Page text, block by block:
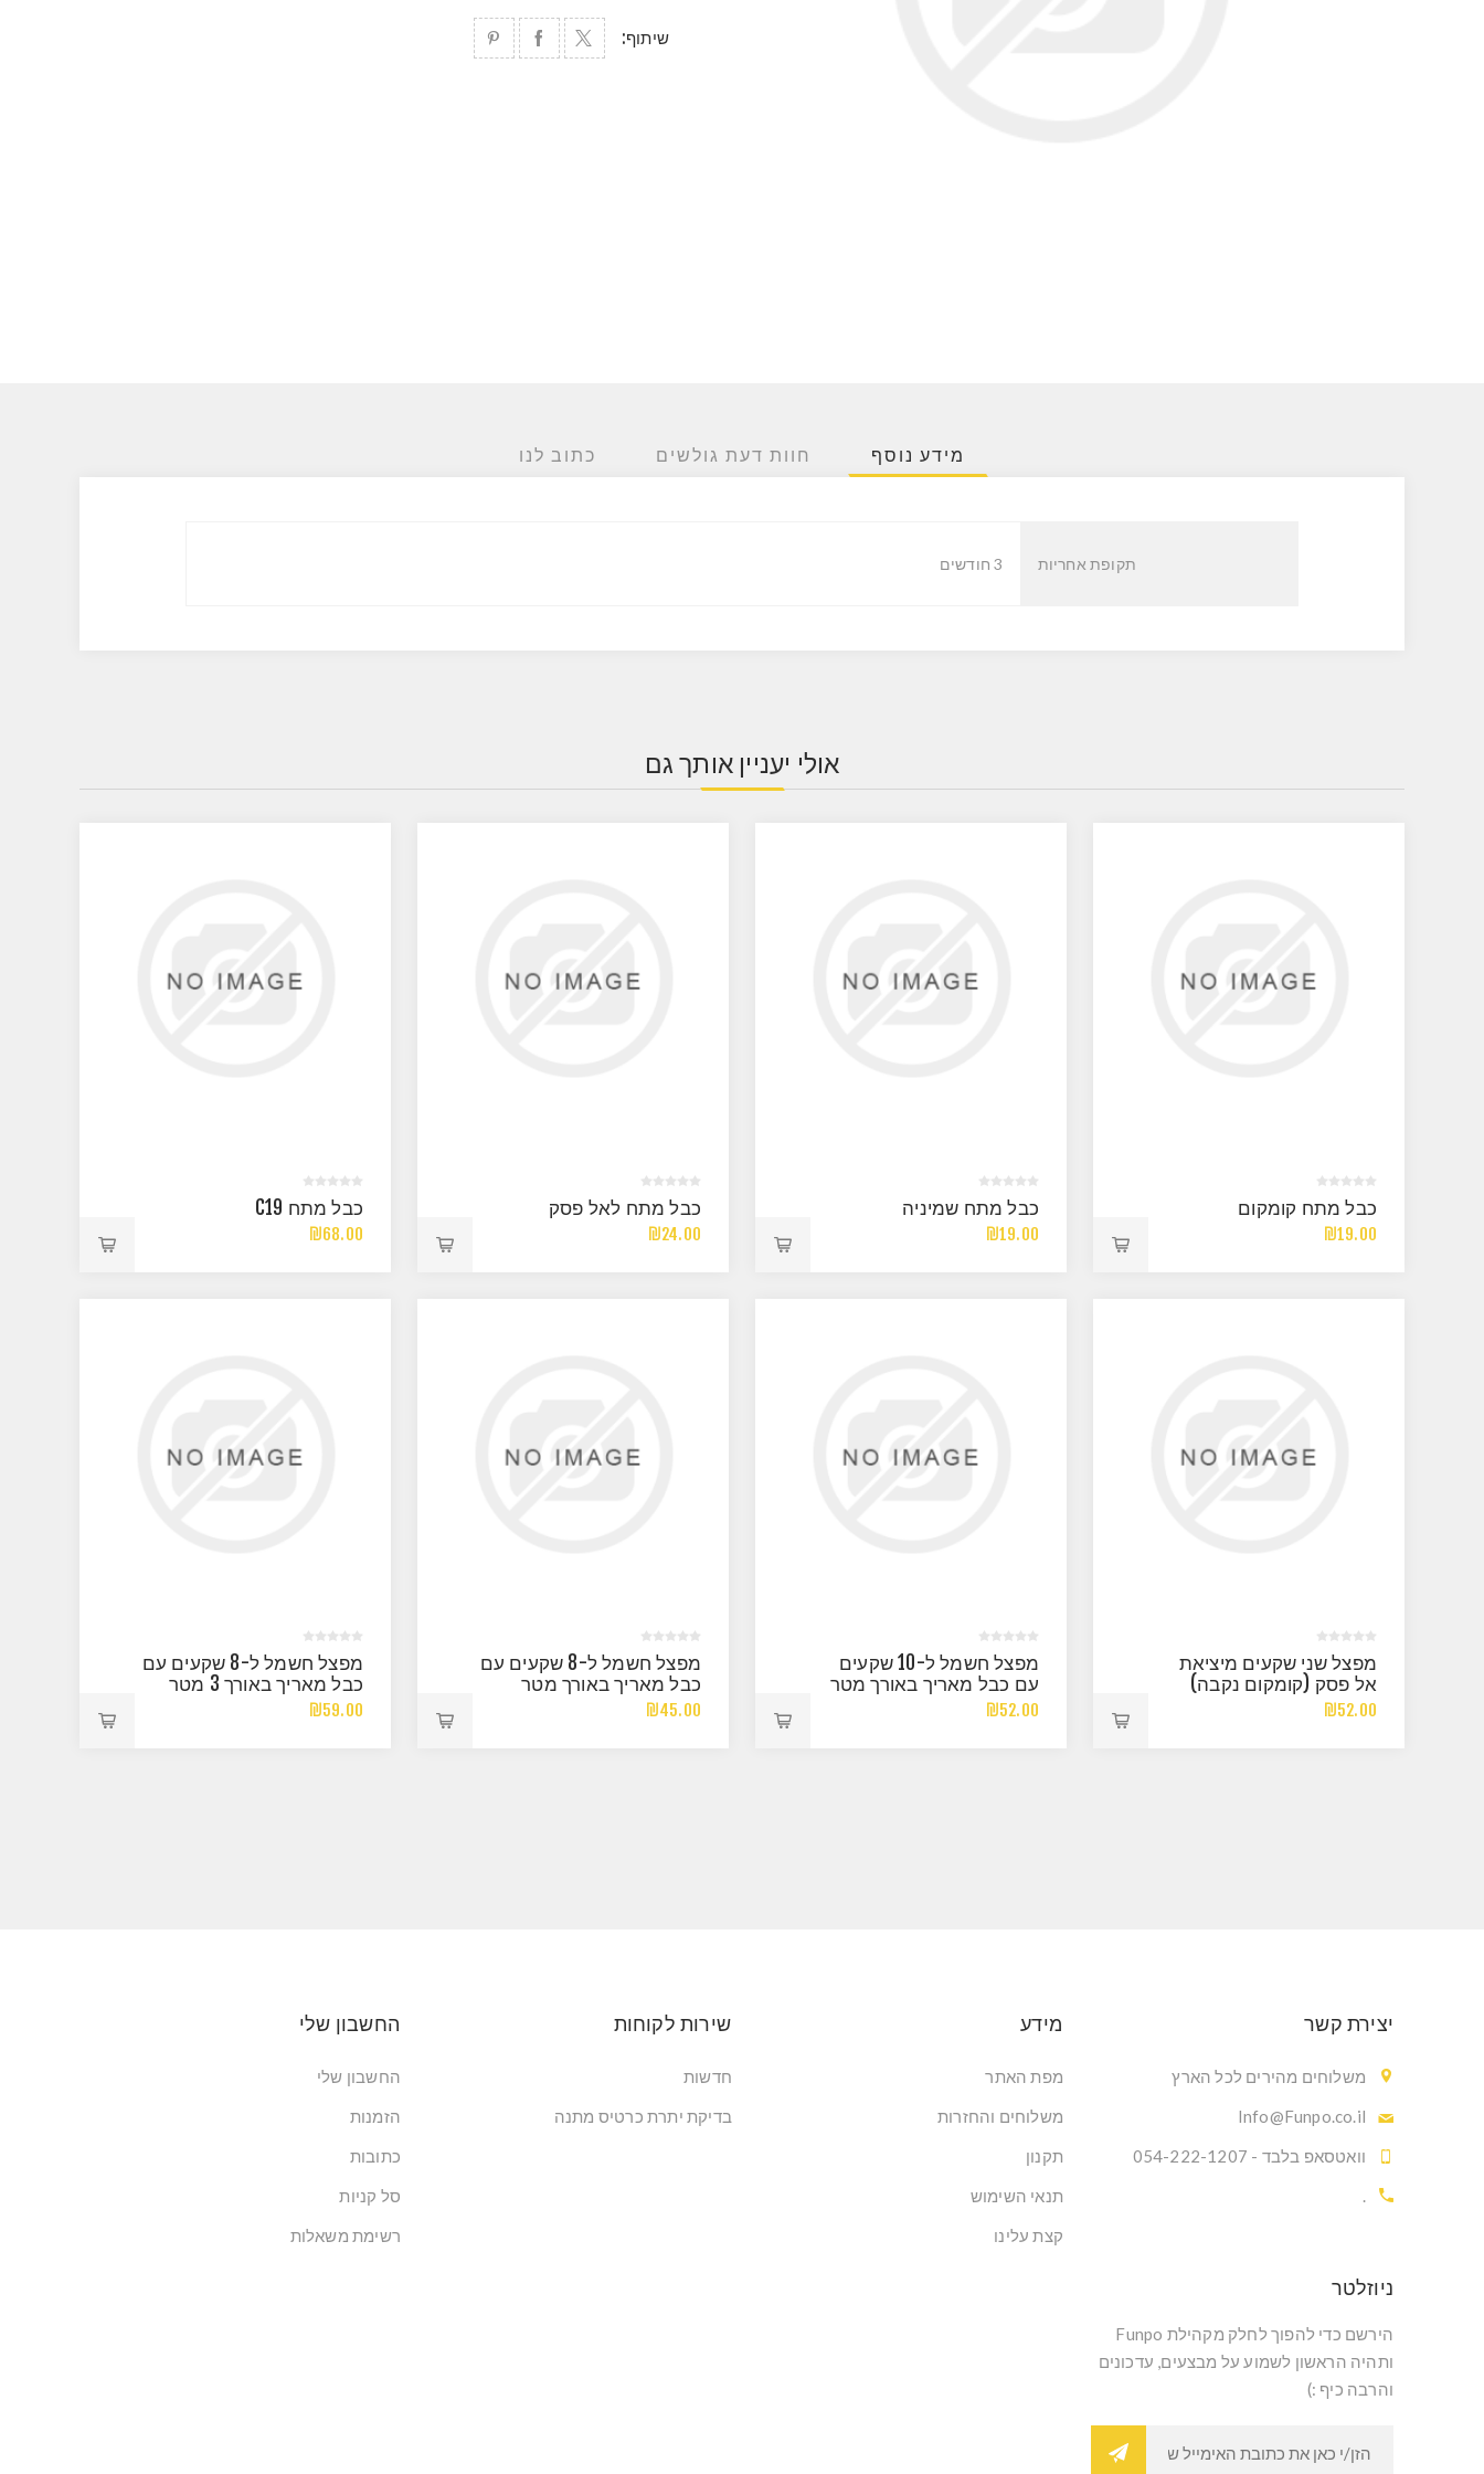
שיתוף:
מידע נוסף חוות דעת גולשים כתוב לנו
תקופת אחריות 3 חודשים
אולי יעניין אותך גם
כבל מתח קומקום
₪19.00
כבל מתח שמיניה
₪19.00
כבל מתח לאל פסק
₪24.00
כבל מתח C19
₪68.00
מפצל שני שקעים מיציאת
אל פסק (קומקום נקבה)
₪52.00
מפצל חשמל ל-10 שקעים
עם כבל מאריך באורך מטר
ומפסק
₪52.00
מפצל חשמל ל-8 שקעים עם
כבל מאריך באורך מטר
ומפסק
₪45.00
מפצל חשמל ל-8 שקעים עם
כבל מאריך באורך 3 מטר
ומפסק
₪59.00
יצירת קשר
משלוחים מהירים לכל הארץ
Info@Funpo.co.il
וואטסאפ בלבד - 054-222-1207
.
מידע
מפת האתר
משלוחים והחזרות
תקנון
תנאי השימוש
קצת עלינו
שירות לקוחות
חדשות
בדיקת יתרת כרטיס מתנה
החשבון שלי
החשבון שלי
הזמנות
כתובות
סל קניות
רשימת משאלות
ניוזלטר
הירשם כדי להפוך לחלק מקהילת Funpo
ותהיה הראשון לשמוע על מבצעים, עדכונים
והרבה כיף :)